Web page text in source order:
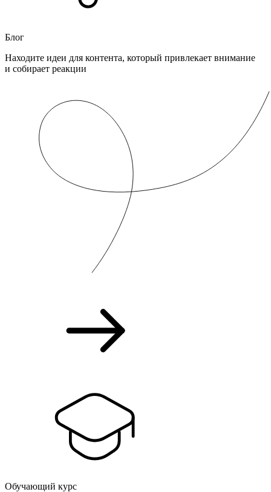
Блог
Находите идеи для контента, который привлекает внимание
и собирает реакции
Обучающий курс